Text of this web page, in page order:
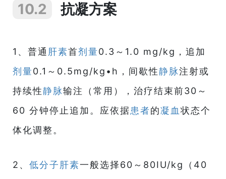
10.2 抗凝方案
1、普通 肝素首剂量0.3～1.0 mg/kg，追加
剂量0.1～0.5mg/kg•h，间歇性静脉注射或
持续性静脉输注（常用），治疗结束前30～
60 分钟停止追加。应依据患者的凝血 状态个
体化调整。
2、 低分子肝素一般选择60～80IU/kg（40